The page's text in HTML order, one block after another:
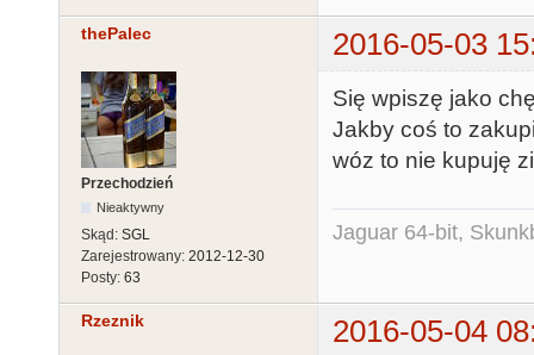
thePalec 2016-05-03
Przechodzień
Nieaktywny
Skąd: SGL
Zarejestrowany: 2012-12-30
Posty: 63
Się wpiszę jako
Jakby coś to
wóz to nie kupuję
Jaguar 64-bit,
Rzeznik
2016-05-04